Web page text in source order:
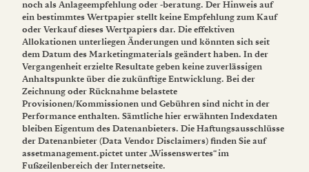
noch als Anlageempfehlung oder -beratung. Der Hinweis auf
ein bestimmtes Wertpapier stellt keine Empfehlung zum Kauf
oder Verkauf dieses Wertpapiers dar. Die effektiven
Allokationen unterliegen Änderungen und könnten sich seit
dem Datum des Marketingmaterials geändert haben. In der
Vergangenheit erzielte Resultate geben keine zuverlässigen
Anhaltspunkte über die zukünftige Entwicklung. Bei der
Zeichnung oder Rücknahme belastete
Provisionen/Kommissionen und Gebühren sind nicht in der
Performance enthalten. Sämtliche hier erwähnten Indexdaten
bleiben Eigentum des Datenanbieters. Die Haftungsausschlüsse
der Datenanbieter (Data Vendor Disclaimers) finden Sie auf
assetmanagement.pictet unter „Wissenswertes“ im
Fußzeilenbereich der Internetseite.